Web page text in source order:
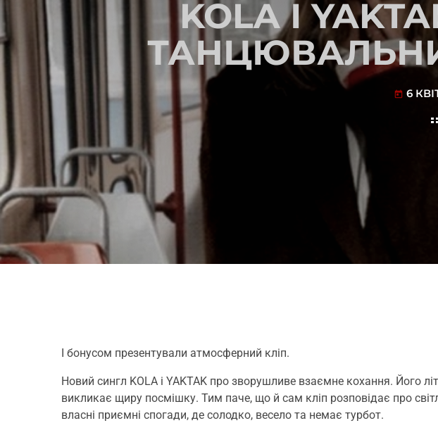
KOLA І
today 6
І бонусом презентували атмосферний кліп.
Новий сингл KOLA і YAKTAK про зворушливе взаємне кохання. Його
викликає щиру посмішку. Тим паче, що й сам кліп розповідає про
власні приємні спогади, де солодко, весело та немає турбот.